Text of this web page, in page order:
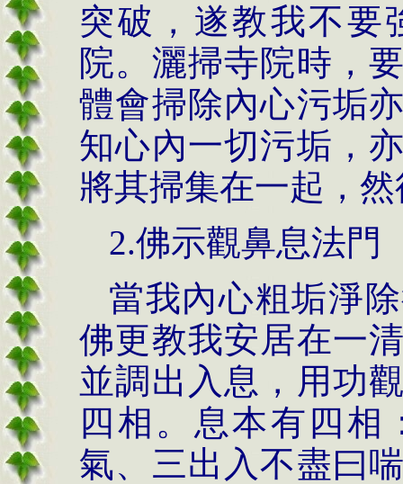
突破，遂教我不要
院。灑掃寺院時，
體會掃除內心污垢
知心內一切污垢，
將其掃集在一起，
2.佛示觀鼻息法門
當我內心粗垢淨
佛更教我安居在一
並調出入息，用功
四相。息本有四相
氣、三出入不盡曰